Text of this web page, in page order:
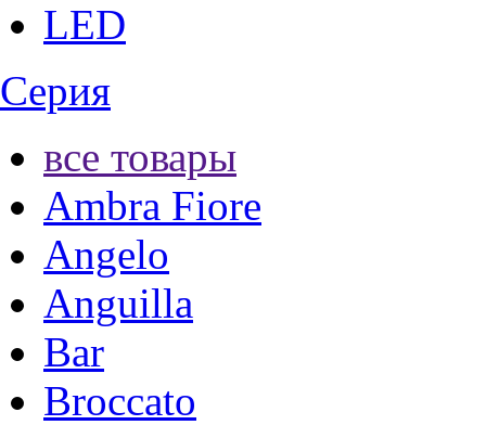
LED
Серия
все товары
Ambra Fiore
Angelo
Anguilla
Bar
Broccato